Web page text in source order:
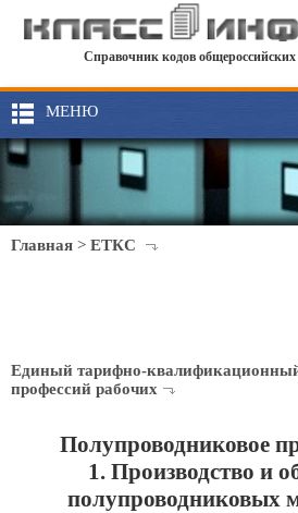
Справочник кодов
МЕНЮ
Главная > ЕТКС
Единый тарифно-
профессий рабочих
Полупроводниковое
1. Производство и
полупроводниковых